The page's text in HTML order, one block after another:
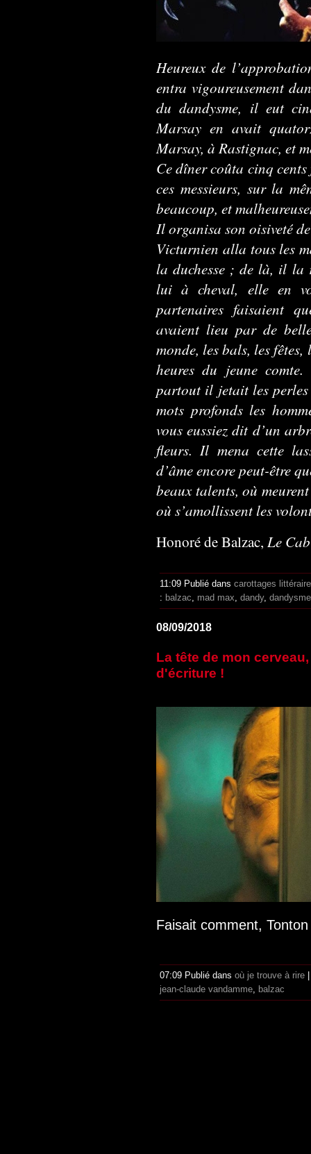
Heureux de
entra vigoureusement
du dandysme, il eut
Marsay en avait
Marsay, à Rastignac, et
Ce dîner coûta cinq
ces messieurs, sur la
beaucoup, et
Il organisa son oisiveté
Victurnien alla tous les
la duchesse ; de là, il la
lui à cheval, elle en
partenaires faisaient
avaient lieu par de
monde, les bals, les
heures du jeune
partout il jetait les
mots profonds les
vous eussiez dit d’un
fleurs. Il mena cette
d’âme encore peut-être
beaux talents, où
où s’amollissent les
Honoré de Balzac, Le
11:09 Publié dans carottages
: balzac mad max dandy, dandysme
08/09/2018
La tête de mon
d'écriture !
Faisait comment,
07:09 Publié dans où je trouve à rire
jean-claude vandamme, balzac